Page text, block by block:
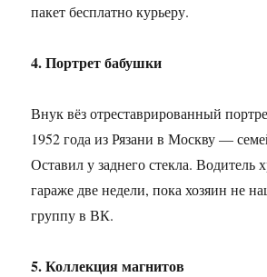
пакет бесплатно курьеру.
4. Портрет бабушки
Внук вёз отреставрированный
1952 года из Рязани в Москву —
Оставил у заднего стекла. Водитель
гараже две недели, пока хозяин не
группу в ВК.
5. Коллекция магнитов